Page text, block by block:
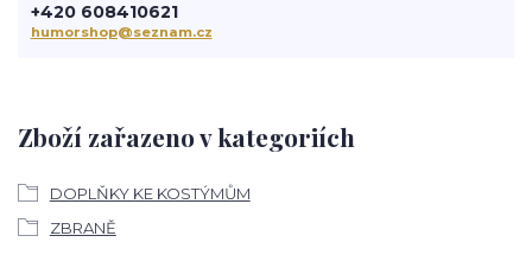
Zboží zařazeno v kategoriích
DOPLŇKY KE KOSTÝMŮM
ZBRANĚ
+420 608410621
humorshop@seznam.cz